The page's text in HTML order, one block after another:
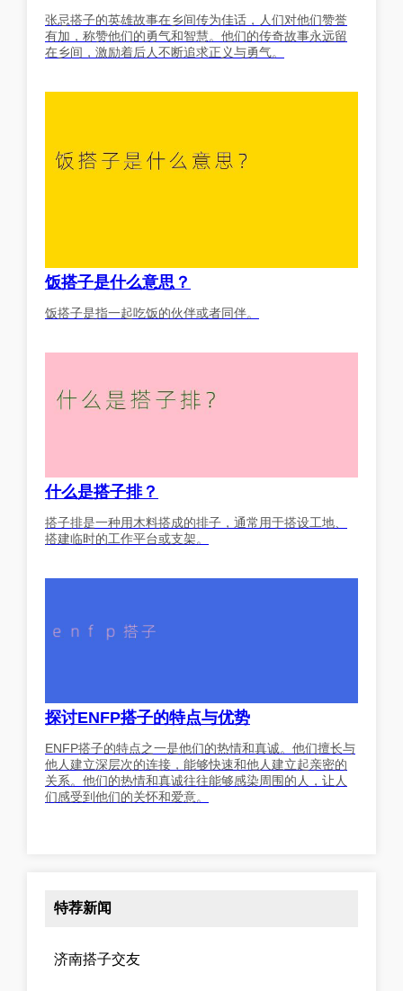
张忌搭子的英雄故事在乡间传为佳话，人们对他们赞誉
有加，称赞他们的勇气和智慧。他们的传奇故事永远留
在乡间，激励着后人不断追求正义与勇气。
饭搭子是什么意思？
饭搭子是指一起吃饭的伙伴或者同伴。
什么是搭子排？
搭子排是一种用木料搭成的排子，通常用于搭设工地、
搭建临时的工作平台或支架。
探讨ENFP搭子的特点与优势
ENFP搭子的特点之一是他们的热情和真诚。他们擅长与
他人建立深层次的连接，能够快速和他人建立起亲密的
关系。他们的热情和真诚往往能够感染周围的人，让人
们感受到他们的关怀和爱意。
特荐新闻
济南搭子交友